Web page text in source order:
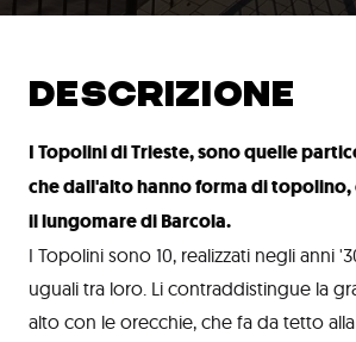
DESCRIZIONE
I Topolini di Trieste, sono quelle
che dall'alto hanno forma di
il lungomare di Barcola.
I Topolini sono 10, realizzati negli anni
uguali tra loro. Li contraddistingue la
alto con le orecchie, che fa da tetto